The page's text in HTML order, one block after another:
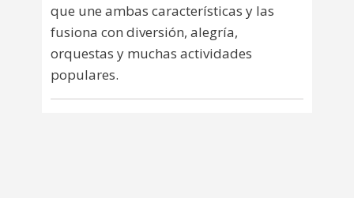
que une ambas características y las
fusiona con diversión, alegría,
orquestas y muchas actividades
populares.